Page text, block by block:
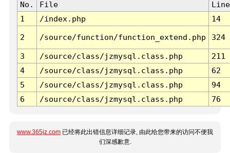
No. File
Line
1
/index.php 14
2 /source/function/function_extend.php 324
3 /source/class/jzmysql.class.php
211
4
/source/class/jzmysql.class.php
62
5
/source/class/jzmysql.class.php
94
6
/source/class/jzmysql.class.php 76
www.365jz.com 已经将此出错信息详细记录, 由此给您带来的访问不便我
们深感歉意.